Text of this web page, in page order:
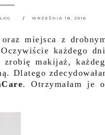
WRZEŚNIA 18, 2016
oraz miejsca z
każdego
makijaż,
Dlatego
. Otrzymałam je